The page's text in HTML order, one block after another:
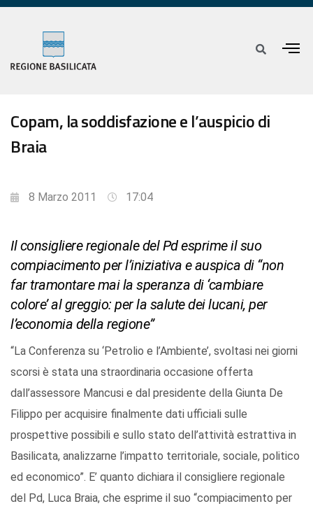
Copam, la soddisfazione e l’auspicio di
Braia
8 Marzo 2011 17:04
Il consigliere regionale del Pd esprime il suo
compiacimento per l’iniziativa e auspica di “non
far tramontare mai la speranza di ‘cambiare
colore’ al greggio: per la salute dei lucani, per
l’economia della regione”
“La Conferenza su ‘Petrolio e l’Ambiente’, svoltasi nei giorni
scorsi è stata una straordinaria occasione offerta
dall’assessore Mancusi e dal presidente della Giunta De
Filippo per acquisire finalmente dati ufficiali sulle
prospettive possibili e sullo stato dell’attività estrattiva in
Basilicata, analizzarne l’impatto territoriale, sociale, politico
ed economico”. E’ quanto dichiara il consigliere regionale
del Pd, Luca Braia, che esprime il suo “compiacimento per